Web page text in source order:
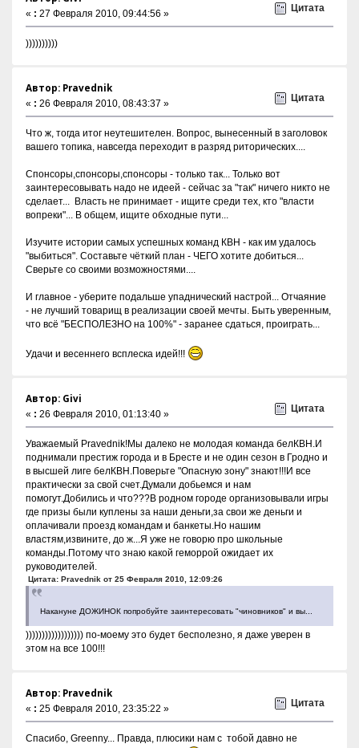
« : 27 Февраля 2010, 09:44:56 »
Цитата
))))))))))
Автор: Pravednik
« : 26 Февраля 2010, 08:43:37 »
Цитата
Что ж, тогда итог неутешителен. Вопрос, вынесенный в заголовок
вашего топика, навсегда переходит в разряд риторических....
Спонсоры,спонсоры,спонсоры - только так... Только вот
заинтересовывать надо не идеей - сейчас за "так" ничего никто не
сделает... Власть не принимает - ищите среди тех, кто "власти
вопреки"... В общем, ищите обходные пути...
Изучите истории самых успешных команд КВН - как им удалось
"выбиться". Составьте чёткий план - ЧЕГО хотите добиться...
Сверьте со своими возможностями....
И главное - уберите подальше упаднический настрой... Отчаяние
- не лучший товарищ в реализации своей мечты. Быть уверенным,
что всё "БЕСПОЛЕЗНО на 100%" - заранее сдаться, проиграть...
Удачи и весеннего всплеска идей!!!
Автор: Givi
« : 26 Февраля 2010, 01:13:40 »
Цитата
Уважаемый Pravednik!Мы далеко не молодая команда белКВН.И
поднимали престиж города и в Бресте и не один сезон в Гродно и
в высшей лиге белКВН.Поверьте "Опасную зону" знают!!!И все
практически за свой счет.Думали добьемся и нам
помогут.Добились и что???В родном городе организовывали игры
где призы были куплены за наши деньги,за свои же деньги и
оплачивали проезд командам и банкеты.Но нашим
властям,извините, до ж...Я уже не говорю про школьные
команды.Потому что знаю какой геморрой ожидает их
руководителей.
Цитата: Pravednik от 25 Февраля 2010, 12:09:26
Накануне ДОЖИНОК попробуйте заинтересовать "чиновников" и вы...
)))))))))))))))))) по-моему это будет бесполезно, я даже уверен в
этом на все 100!!!
Автор: Pravednik
« : 25 Февраля 2010, 23:35:22 »
Цитата
Спасибо, Greenny... Правда, плюсики нам с тобой давно не